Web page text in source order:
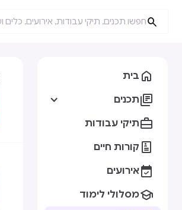

 בית
תכנים
תיקי עבודות
 קורות חיים
אירועים
מסלולי לימוד